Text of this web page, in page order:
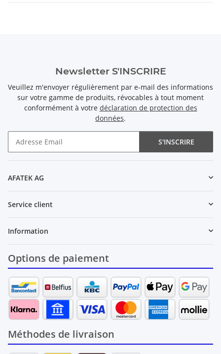
Newsletter S'INSCRIRE
Veuillez m'envoyer régulièrement par e-mail des informations
sur votre gamme de produits, révocables à tout moment
conformément à votre déclaration de protection des
données.
S'INSCRIRE
AFATEK AG
Service client
Information
Options de paiement
Méthodes de livraison